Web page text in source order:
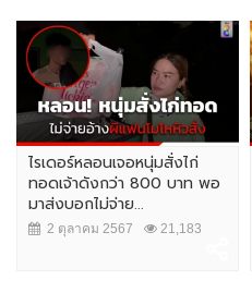
ไรเดอร์หลอนเจอหนุ่มสั่งไก่
ทอดเจ้าดังกว่า 800 บาท พอ
มาส่งบอกไม่จ่าย...
2 ตุลาคม 2567 21,183